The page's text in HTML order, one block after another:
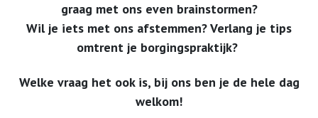
graag met ons even brainstormen?
Wil je iets met ons afstemmen?Verlang je tips
omtrent je borgingspraktijk?
Welke vraag het ook is, bij ons ben je de hele dag
welkom!